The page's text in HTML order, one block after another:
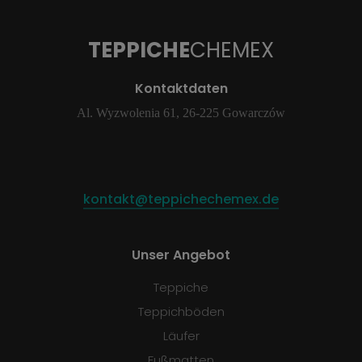
TEPPICHECHEMEX
Kontaktdaten
Al. Wyzwolenia 61, 26-225 Gowarczów
kontakt@teppichechemex.de
Unser Angebot
Teppiche
Teppichböden
Läufer